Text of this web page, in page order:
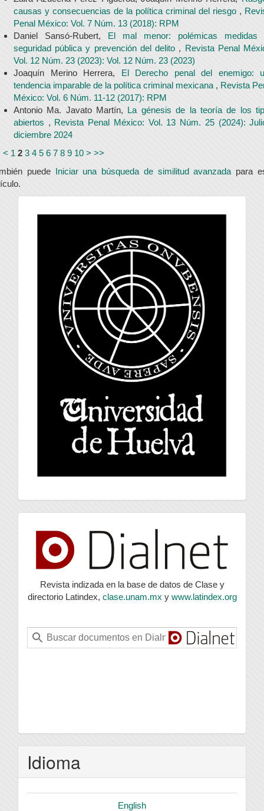
causas y consecuencias de la política criminal del riesgo ,
Penal México: Vol. 7 Núm. 13 (2018): RPM
Daniel Sansó-Rubert, El mal menor: polémicas medidas
seguridad pública y prevención del delito , Revista Penal
Vol. 12 Núm. 23 (2023): Vol. 12 Núm. 23 (2023)
Joaquín Merino Herrera, El Derecho penal del enemigo:
tendencia imparable de la política criminal mexicana , Revista
México: Vol. 6 Núm. 11-12 (2017): RPM
Antonio Ma. Javato Martín, La génesis de la teoría de los
abiertos , Revista Penal México: Vol. 13 Núm. 25 (2024):
diciembre 2024
< 1 2 3 4 5 6 7 8 9 10 > >>
puede Iniciar una búsqueda de similitud avanzada para
universidad
index
Revista indizada en la base de datos de Clase y
directorio Latindex, clase.unam.mx y www.latindex.org
Idioma
English